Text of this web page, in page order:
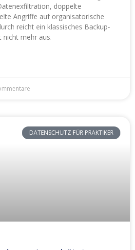
doppelte
Angriffe auf organisatorische
reicht ein klassisches Backup-
nicht mehr aus.
DATENSCHUTZ FÜR PRAKTIKER